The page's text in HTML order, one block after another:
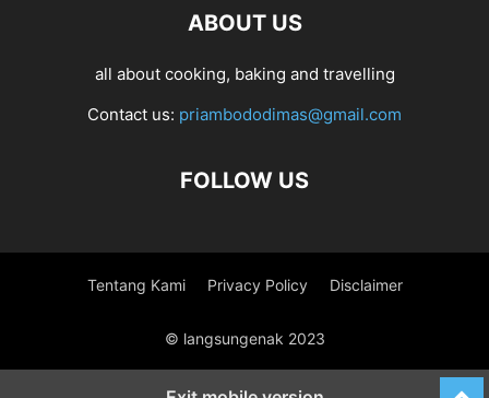
ABOUT US
all about cooking, baking and travelling
Contact us: priambododimas@gmail.com
FOLLOW US
Tentang Kami Privacy Policy Disclaimer
© langsungenak 2023